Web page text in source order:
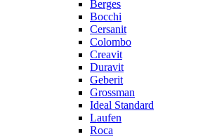
Berges
Bocchi
Cersanit
Colombo
Creavit
Duravit
Geberit
Grossman
Ideal Standard
Laufen
Roca